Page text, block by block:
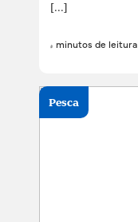
[...]
4 minutos de leitura
Pesca